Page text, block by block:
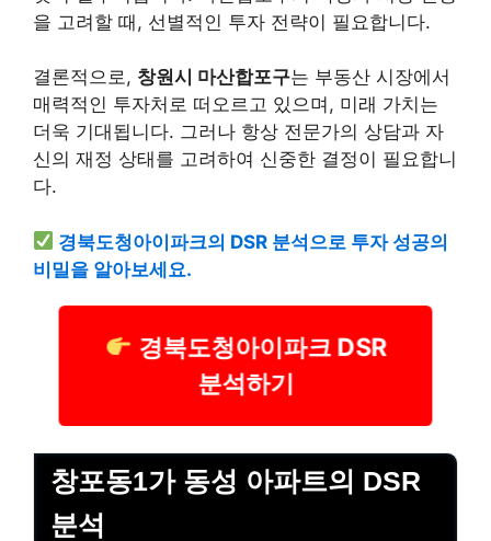
을 고려할 때, 선별적인 투자 전략이 필요합니다.
결론적으로, 창원시 마산합포구는 부동산 시장에서
매력적인 투자처로 떠오르고 있으며, 미래 가치는
더욱 기대됩니다. 그러나 항상 전문가의 상담과 자
신의 재정 상태를 고려하여 신중한 결정이 필요합니
다.
경북도청아이파크의 DSR 분석으로 투자 성공의
비밀을 알아보세요.
경북도청아이파크 DSR
분석하기
창포동1가 동성 아파트의 DSR
분석